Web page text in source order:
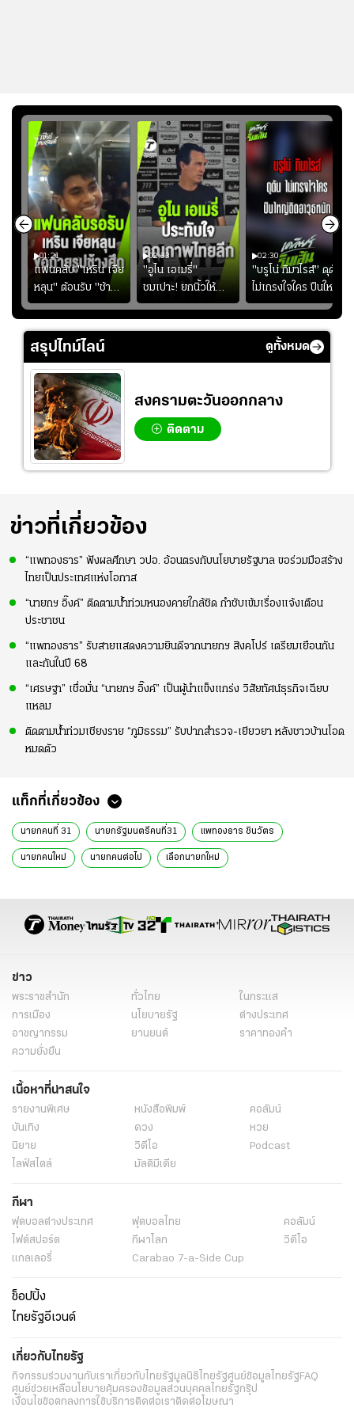
01:21
แฟนคลับ "เหริน เจีย
หลุน" ต้อนรับ "ช้าง
ศึก" กลับบ้าน
02:33
"อูไน เอเมรี่"
ชมเปาะ! ยกนิ้วให้
แท็กติกบีจี แฮปปี้
สุดๆ กับการเยือนไทย
02:30
"บรูโน่ กิมาไรส์" ดุดัน
ไม่เกรงใจใคร ปืนใหญ่
เสิรมอาวุธหนัก
สรุปไทม์ไลน์ ดูทั้งหมด
สงครามตะวันออกกลาง
ติดตาม
ข่าวที่เกี่ยวข้อง
“แพทองธาร” ฟังผลศึกษา วปอ. อ้อนตรงกับนโยบายรัฐบาล ขอร่วมมือสร้าง
ไทยเป็นประเทศแห่งโอกาส
“นายกฯ อิ๊งค์” ติดตามน้ำท่วมหนองคายใกล้ชิด กำชับเข้มเรื่องแจ้งเตือน
ประชาชน
“แพทองธาร” รับสายแสดงความยินดีจากนายกฯ สิงคโปร์ เตรียมเยือนกัน
และกันในปี 68
“เศรษฐา” เชื่อมั่น “นายกฯ อิ๊งค์” เป็นผู้นำแข็งแกร่ง วิสัยทัศน์ธุรกิจเฉียบ
แหลม
ติดตามน้ำท่วมเชียงราย “ภูมิธรรม” รับปากสำรวจ-เยียวยา หลังชาวบ้านโอด
หมดตัว
แท็กที่เกี่ยวข้อง
นายกคนที่ 31 นายกรัฐมนตรีคนที่31 แพทองธาร ชินวัตร
นายกคนใหม่ นายกคนต่อไป เลือกนายกใหม่
พรรคพลังบูรพา ข่าวการเมืองวันนี้
ข่าว
พระราชสำนัก ทั่วไทย
ในกระแส
การเมือง
นโยบายรัฐ
ต่างประเทศ
อาชญากรรม
ยานยนต์
ราคาทองคำ
ความยั่งยืน
เนื้อหาที่น่าสนใจ
รายงานพิเศษ หนังสือพิมพ์
คอลัมน์
บันเทิง
ดวง
หวย
นิยาย
วิดีโอ
Podcast
ไลฟ์สไตล์
มัลติมีเดีย
กีฬา
ฟุตบอลต่่างประเทศ ฟุตบอลไทย
คอลัมน์
ไฟต์สปอร์ต
กีฬาโลก
วิดีโอ
แกลเลอรี่
Carabao 7-a-Side Cup
ช็อปปิ้ง
ไทยรัฐอีเวนต์
เกี่ยวกับไทยรัฐ
กิจกรรมร่วมงานกับเราเกี่ยวกับไทยรัฐมูลนิธิไทยรัฐศูนย์ข้อมูลไทยรัฐFAQ
ศูนย์ช่วยเหลือนโยบายคุ้มครองข้อมูลส่วนบุคคลไทยรัฐกรุ๊ป
เงื่อนไขข้อตกลงการใช้บริการติดต่อเราติดต่อโฆษณา